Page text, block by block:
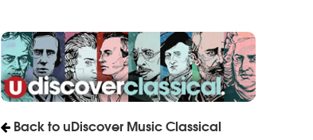
Back to uDiscover Music Classical